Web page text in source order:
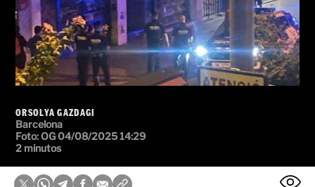
ORSOLYA GAZDAGI
Barcelona
Foto: OG 04/08/2025 14:29
2 minutos